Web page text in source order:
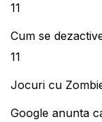
11
Cum se
11
Jocuri cu
Google anunta